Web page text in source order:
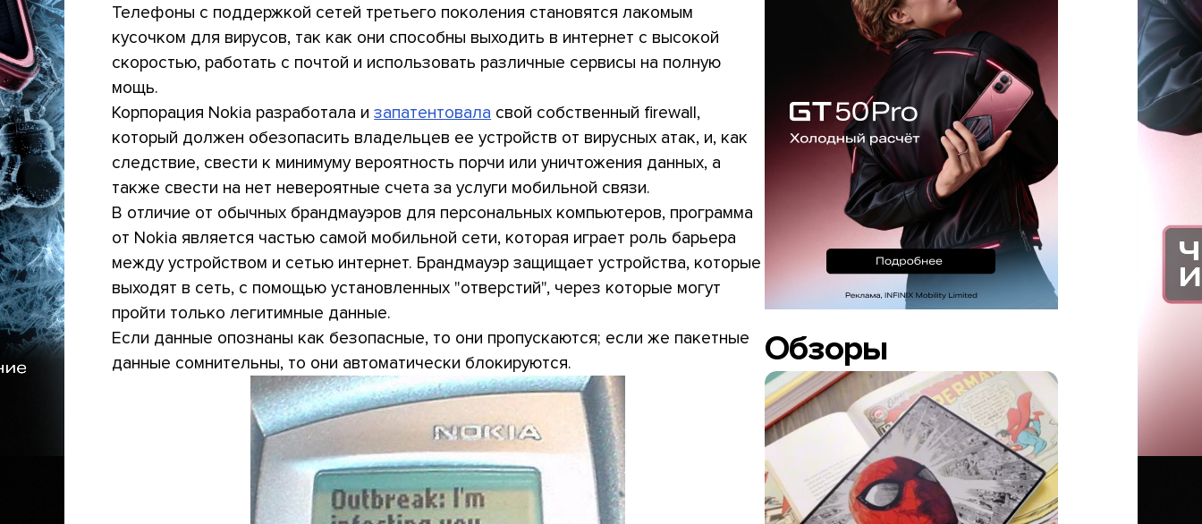
Телефоны с поддержкой сетей третьего поколения становятся лакомым
кусочком для вирусов, так как они способны выходить в интернет с высокой
скоростью, работать с почтой и использовать различные сервисы на полную
мощь.
Корпорация Nokia разработала изапатентовала свой собственный firewall,
который должен обезопасить владельцев ее устройств от вирусных атак, и, как
следствие, свести к минимуму вероятность порчи или уничтожения данных, а
также свести на нет невероятные счета за услуги мобильной связи.
В отличие от обычных брандмауэров для персональных компьютеров, программа
от Nokia является частью самой мобильной сети, которая играет роль барьера
между устройством и сетью интернет. Брандмауэр защищает устройства, которые
выходят в сеть, с помощью установленных "отверстий", через которые могут
пройти только легитимные данные.
Если данные опознаны как безопасные, то они пропускаются; если же пакетные
данные сомнительны, то они автоматически блокируются.
Обзоры